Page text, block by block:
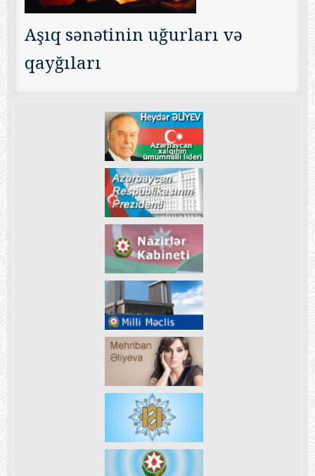
Aşıq sənətinin uğurları və
qayğıları